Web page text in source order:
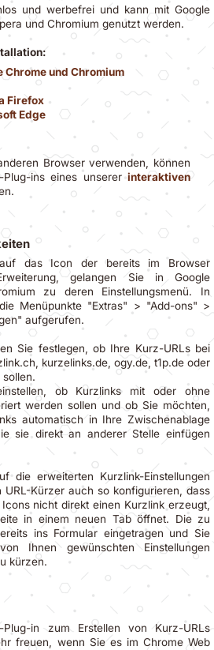
und werbefrei und kann mit Google
und Chromium genutzt werden.
Chrome und Chromium
Firefox
Edge
Browser verwenden, können
Plug-ins eines unsererinteraktiven
das Icon der bereits im Browser
gelangen Sie in Google
zu deren Einstellungsmenü. In
Menüpunkte "Extras" > "Add-ons" >
aufgerufen.
Sie festlegen, ob Ihre Kurz-URLs bei
kurzelinks.de, ogy.de, t1p.de oder
ob Kurzlinks mit oder ohne
werden sollen und ob Sie möchten,
automatisch in Ihre Zwischenablage
sie direkt an anderer Stelle einfügen
die erweiterten Kurzlink-Einstellungen
URL-Kürzer auch so konfigurieren, dass
nicht direkt einen Kurzlink erzeugt,
in einem neuen Tab öffnet. Die zu
ins Formular eingetragen und Sie
Ihnen gewünschten Einstellungen
kürzen.
Plug-in zum Erstellen von Kurz-URLs
freuen, wenn Sie es im Chrome Web